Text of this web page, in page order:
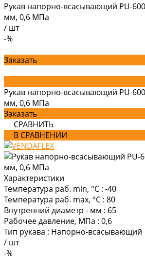
Рукав напорно-всасывающий PU-
мм, 0,6 МПа
/ шт
-%
Заказать
Рукав напорно-всасывающий PU-
мм, 0,6 МПа
Заказать
СРАВНИТЬ
В СРАВНЕНИИ
Характеристики
Температура раб. min, °C : -40
Температура раб. max, °C : 80
Внутренний диаметр - мм : 65
Рабочее давление, МПа : 0,6
Тип рукава : Напорно-всасывающий
/ шт
-%